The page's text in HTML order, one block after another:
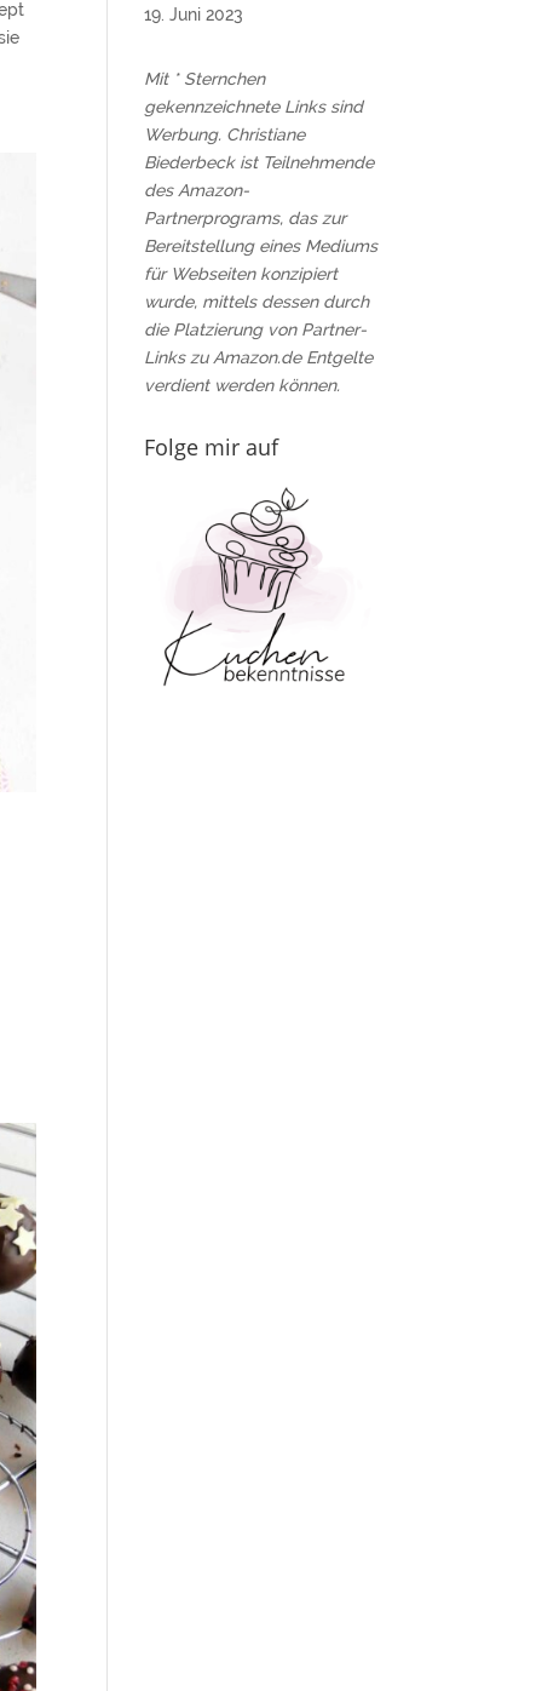
19. Juni 2023
Mit * Sternchen
gekennzeichnete Links sind
Werbung. Christiane
Biederbeck ist Teilnehmende
des Amazon-
Partnerprograms, das zur
Bereitstellung eines Mediums
für Webseiten konzipiert
wurde, mittels dessen durch
die Platzierung von Partner-
Links zu Amazon.de Entgelte
verdient werden können.
Folge mir auf